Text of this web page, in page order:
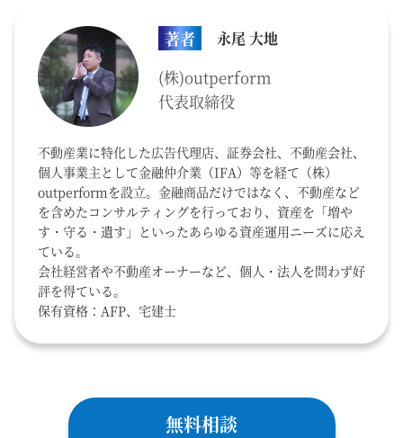
著者 永尾 大地
(株)outperform
代表取締役
不動産業に特化した広告代理店、証券会社、不動産会社、
個人事業主として金融仲介業（IFA）等を経て（株）
outperformを設立。金融商品だけではなく、不動産など
を含めたコンサルティングを行っており、資産を「増や
す・守る・遺す」といったあらゆる資産運用ニーズに応え
ている。
会社経営者や不動産オーナーなど、個人・法人を問わず好
評を得ている。
保有資格：AFP、宅建士
無料相談